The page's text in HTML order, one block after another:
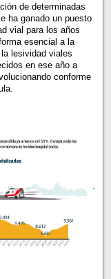
de determinadas
ha ganado un puesto
vial para los años
esencial a la
lesividad viales
en ese año a
conforme
.